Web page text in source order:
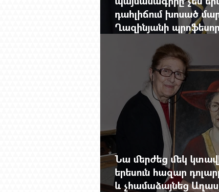
դահլիճում խոսած
Ղազինյանի
Նա մերժեց մեկ
երեսուն հազար
և չհամաձայնեց